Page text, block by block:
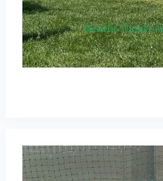
Benefit-Turnier